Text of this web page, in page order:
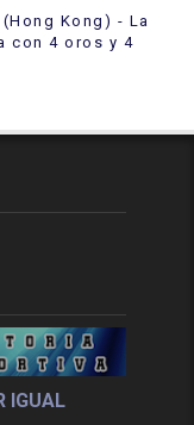
Kong) - La
con 4 oros y 4
IGUAL